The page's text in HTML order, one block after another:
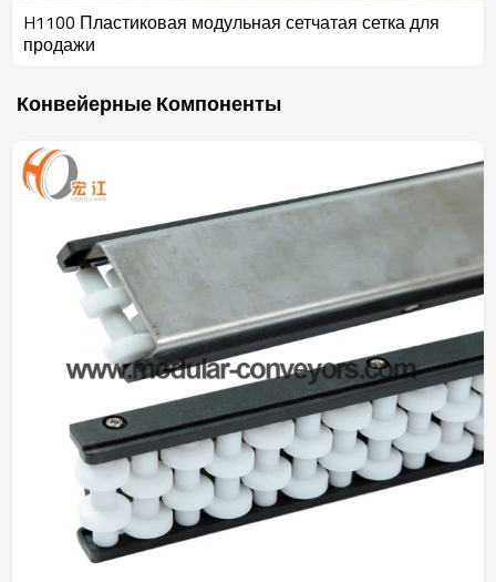
H1100 Пластиковая модульная сетчатая сетка для
продажи
Конвейерные Компоненты